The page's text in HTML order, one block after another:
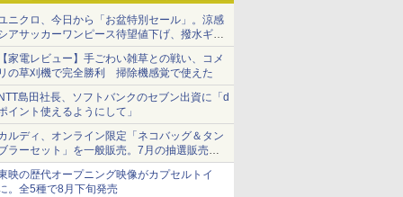
ニクロ、今日から「お盆特別セール」。涼感
アサッカーワンピース待望値下げ、撥水ギア
ョーツは1990円に
家電レビュー】手ごわい雑草との戦い、コメ
の草刈機で完全勝利 掃除機感覚で使えた
島田社長、ソフトバンクのセブン出資に「d
イント使えるようにして」
ルディ、オンライン限定「ネコバッグ＆タン
ラーセット」を一般販売。7月の抽選販売の
選無効分
映の歴代オープニング映像がカプセルトイ
。全5種で8月下旬発売